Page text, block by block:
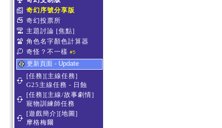
奇幻序號分享版
奇幻投票所
主題討論 [焦點]
角色名字顏色計算器
奇怪？不一樣 #5
更新頁面 - Update
[任務][主線任務]
G25主線任務 - 日蝕
[任務][主線/故事劇情]
寵物訓練師任務
[遊戲簡介][地圖]
摩格梅爾